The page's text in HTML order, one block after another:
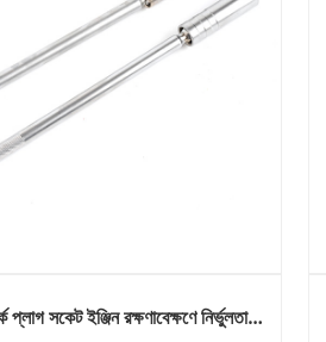
প্লাগ সকেট ইঞ্জিন রক্ষণাবেক্ষণে নির্ভুলতা